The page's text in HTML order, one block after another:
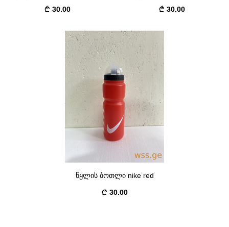
30.00 30.00
წყლის ბოთლი nike red
30.00